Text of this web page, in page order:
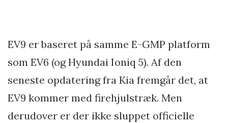
EV9 er baseret på samme E-GMP platform
som EV6 (og Hyundai Ioniq 5). Af den
seneste opdatering fra Kia fremgår det, at
EV9 kommer med firehjulstræk. Men
derudover er der ikke sluppet officielle